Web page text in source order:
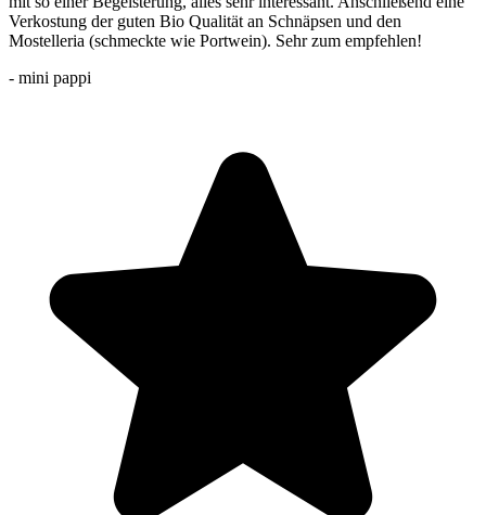
Verkostung der guten Bio Qualität an Schnäpsen und den
Mostelleria (schmeckte wie Portwein). Sehr zum empfehlen!
- mini pappi